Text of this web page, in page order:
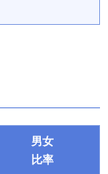
男女
比率